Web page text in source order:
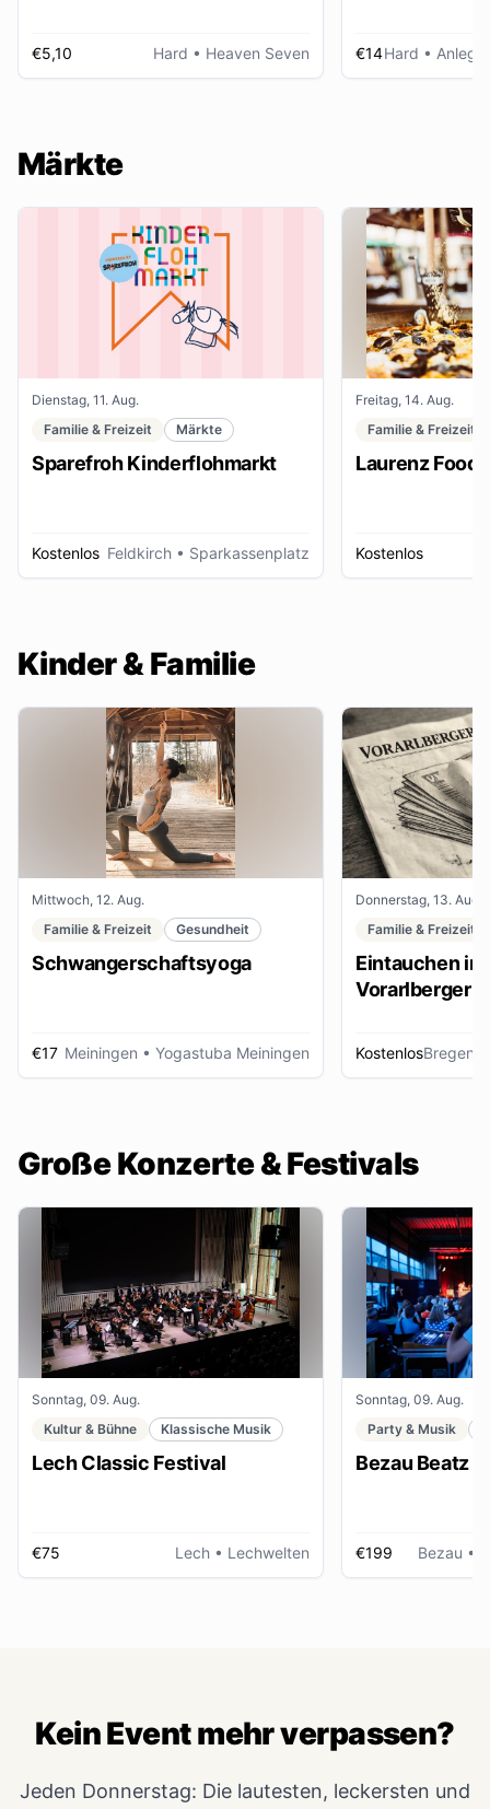
€5,10 Hard • Heaven Seven €14Hard •
Märkte
Dienstag, 11. Aug.
Familie & Freizeit
Märkte
Sparefroh Kinderflohmarkt
Kostenlos Feldkirch • Sparkassenplatz
Freitag, 14. Aug.
Familie & Freizeit
Laurenz Food
Kostenlos
Kinder & Familie
Mittwoch, 12. Aug.
Familie & Freizeit
Gesundheit
Schwangerschaftsyoga
€17 Meiningen • Yogastuba Meiningen
Donnerstag, 13. Aug.
Familie & Freizeit
Eintauchen in
Vorarlberger
KostenlosBregenz
Große Konzerte & Festivals
Sonntag, 09. Aug.
Kultur & Bühne
Klassische Musik
Lech Classic Festival
€75 Lech • Lechwelten
Sonntag, 09. Aug.
Party & Musik
Bezau Beatz
€199 Bezau •
Kein Event mehr verpassen?
Jeden Donnerstag: Die lautesten, leckersten und